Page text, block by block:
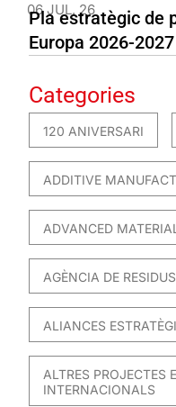
06 JUL. 26
Pla estratègic de
Europa 2026-2027
Categories
120 ANIVERSARI
ADDITIVE
ADVANCED
AGÈNCIA DE
ALIANCES
ALTRES PROJECTES
INTERNACIONALS